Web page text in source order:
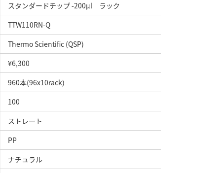
スタンダードチップ -200μl ラック
TTW110RN-Q
Thermo Scientific (QSP)
¥6,300
960本(96x10rack)
100
ストレート
PP
ナチュラル